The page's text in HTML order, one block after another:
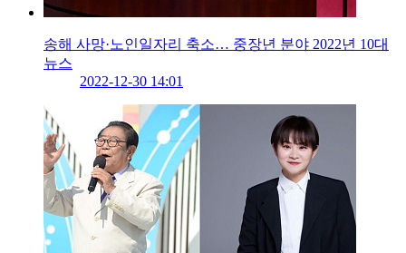
송해 사망·노인일자리 축소… 중장년 분야 2022년 10대
뉴스
2022-12-30 14:01